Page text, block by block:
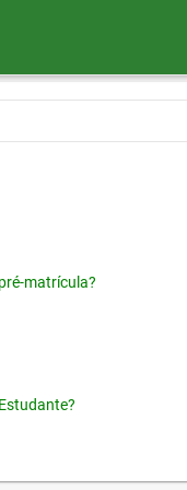
matrícula?